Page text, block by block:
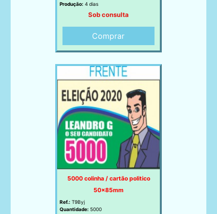
Produção: 4 dias
Sob consulta
Comprar
5000 colinha / cartão politico
50x85mm
Ref.: T9Byj
Quantidade: 5000